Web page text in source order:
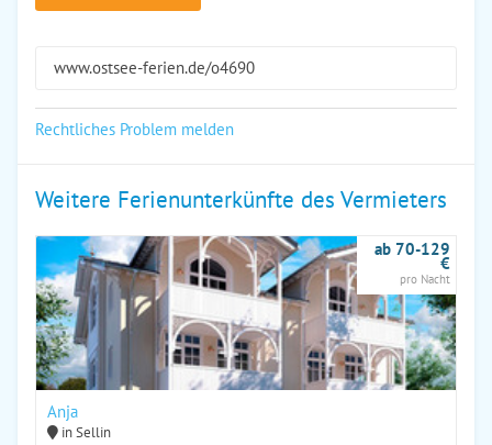
www.ostsee-ferien.de/o4690
Rechtliches Problem melden
Weitere Ferienunterkünfte des Vermieters
Anja
in Sellin
ab 70-129
€
pro Nacht